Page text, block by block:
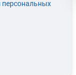
персональных